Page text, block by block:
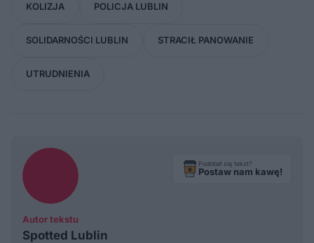
KOLIZJA POLICJA LUBLIN
SOLIDARNOŚCI LUBLIN STRACIŁ PANOWANIE
UTRUDNIENIA
Autor tekstu
Spotted Lublin
Podobał się tekst?
Postaw nam kawę!